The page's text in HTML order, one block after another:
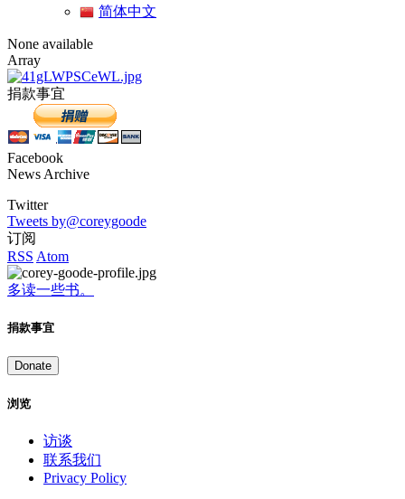
简体中文
None available
Array
捐款事宜
Facebook
News Archive
Twitter
Tweets by@coreygoode
订阅
RSS Atom
多读一些书。
捐款事宜
Donate
浏览
访谈
联系我们
Privacy Policy